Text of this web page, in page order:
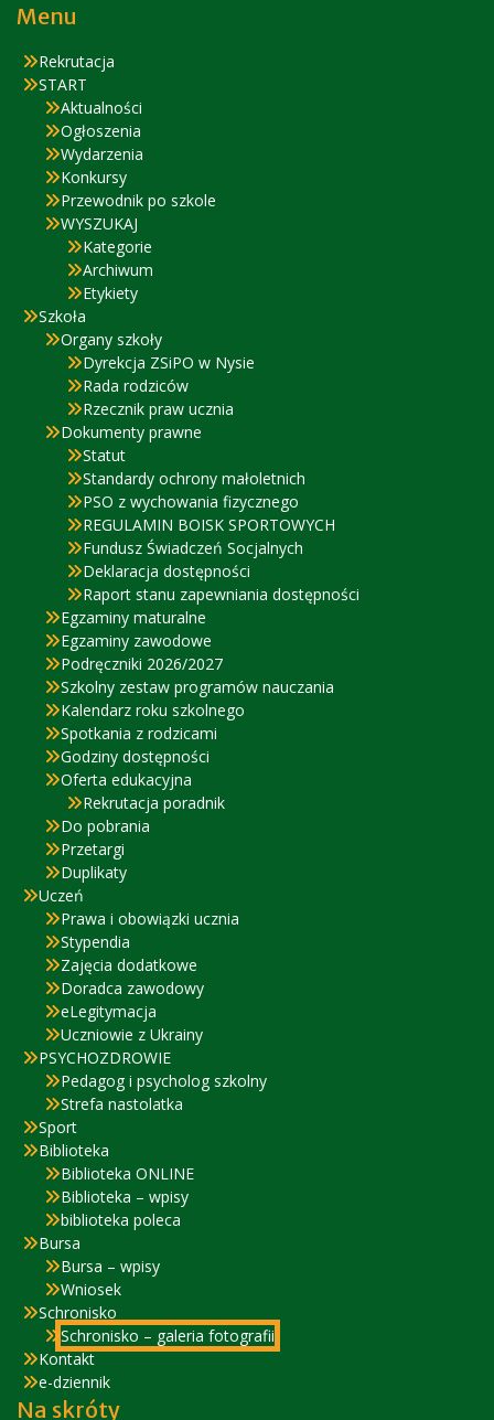
Menu
Rekrutacja
START
Aktualności
Ogłoszenia
Wydarzenia
Konkursy
Przewodnik po szkole
WYSZUKAJ
Kategorie
Archiwum
Etykiety
Szkoła
Organy szkoły
Dyrekcja ZSiPO w Nysie
Rada rodziców
Rzecznik praw ucznia
Dokumenty prawne
Statut
Standardy ochrony małoletnich
PSO z wychowania fizycznego
REGULAMIN BOISK SPORTOWYCH
Fundusz Świadczeń Socjalnych
Deklaracja dostępności
Raport stanu zapewniania dostępności
Egzaminy maturalne
Egzaminy zawodowe
Podręczniki 2026/2027
Szkolny zestaw programów nauczania
Kalendarz roku szkolnego
Spotkania z rodzicami
Godziny dostępności
Oferta edukacyjna
Rekrutacja poradnik
Do pobrania
Przetargi
Duplikaty
Uczeń
Prawa i obowiązki ucznia
Stypendia
Zajęcia dodatkowe
Doradca zawodowy
eLegitymacja
Uczniowie z Ukrainy
PSYCHOZDROWIE
Pedagog i psycholog szkolny
Strefa nastolatka
Sport
Biblioteka
Biblioteka ONLINE
Biblioteka – wpisy
biblioteka poleca
Bursa
Bursa – wpisy
Wniosek
Schronisko
Schronisko – galeria fotografii
Kontakt
e-dziennik
Na skróty